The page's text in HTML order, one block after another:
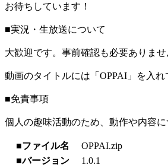
お待ちしています！
■実況・生放送について
大歓迎です。事前確認も必要ありませ
動画のタイトルには「OPPAI」を入
■免責事項
個人の趣味活動のため、動作や内容
■ファイル名
OPPAI.zip
■バージョン
1.0.1